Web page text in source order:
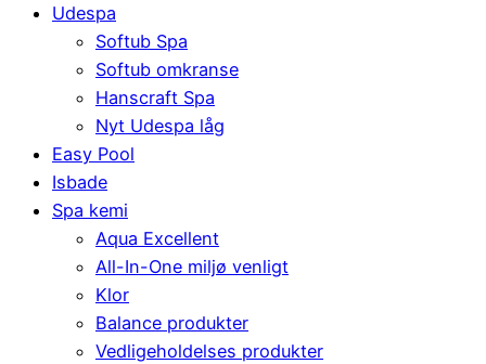
Udespa
Softub Spa
Softub omkranse
Hanscraft Spa
Nyt Udespa låg
Easy Pool
Isbade
Spa kemi
Aqua Excellent
All-In-One miljø venligt
Klor
Balance produkter
Vedligeholdelses produkter